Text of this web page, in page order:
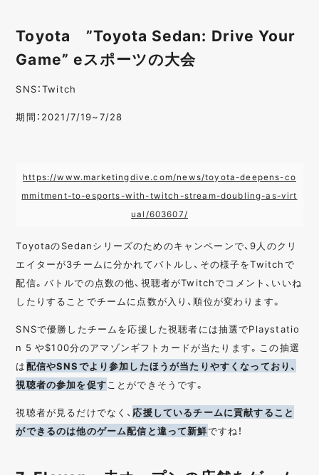
Toyota ”Toyota Sedan: Drive Your
Game” eスポーツの大会
SNS：Twitch
期間：2021/7/19~7/28
https://www.marketingdive.com/news/toyota-deepens-co
mmitment-to-esports-with-twitch-stream-doubling-as-virt
ual/603607/
ToyotaのSedanシリーズのためのキャンペーンで、9人のクリ
エイターが3チームに分かれてバトルし、その様子をTwitchで
配信。バトルでの点数の他、視聴者がTwitchでコメント、いいね
したりすることでチームに点数が入り、順位が変わります。
SNSで優勝したチームを応援した視聴者には抽選でPlaystatio
n 5 や$100分のアマゾンギフトカードが当たります。この抽選
は配信やSNSでより参加したほうが当たりやすくなっており、
視聴者の参加を促す ことができそうです。
視聴者が見るだけでなく、 応援しているチームに貢献すること
ができるのは他のゲーム配信と違って新鮮ですね！